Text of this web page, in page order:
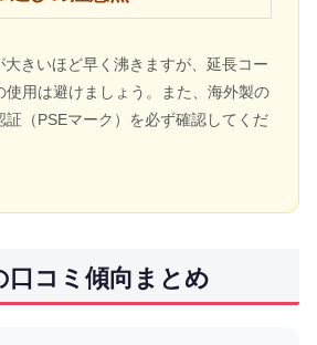
きいほど早く沸きますが、延長コー
使用は避けましょう。また、海外製の
証（PSEマーク）を必ず確認してくだ
口コミ傾向まとめ